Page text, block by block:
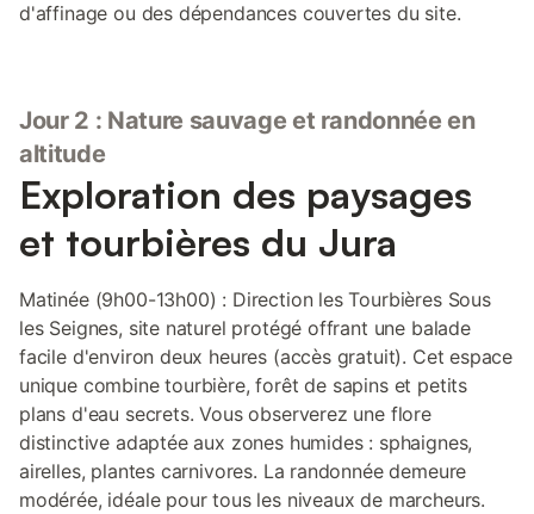
d'affinage ou des dépendances couvertes du site.
Jour 2 : Nature sauvage et randonnée en
altitude
Exploration des paysages
et tourbières du Jura
Matinée (9h00-13h00) : Direction les Tourbières Sous
les Seignes, site naturel protégé offrant une balade
facile d'environ deux heures (accès gratuit). Cet espace
unique combine tourbière, forêt de sapins et petits
plans d'eau secrets. Vous observerez une flore
distinctive adaptée aux zones humides : sphaignes,
airelles, plantes carnivores. La randonnée demeure
modérée, idéale pour tous les niveaux de marcheurs.